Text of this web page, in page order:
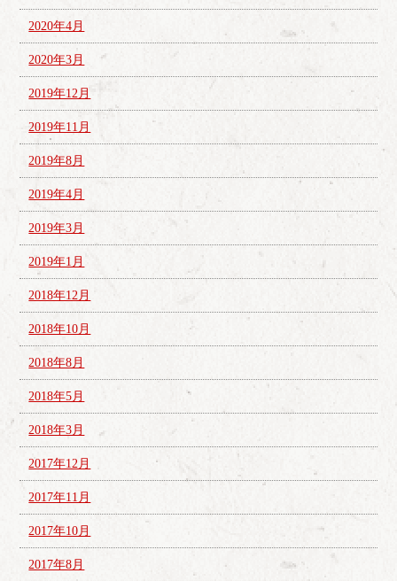
2020年4月
2020年3月
2019年12月
2019年11月
2019年8月
2019年4月
2019年3月
2019年1月
2018年12月
2018年10月
2018年8月
2018年5月
2018年3月
2017年12月
2017年11月
2017年10月
2017年8月